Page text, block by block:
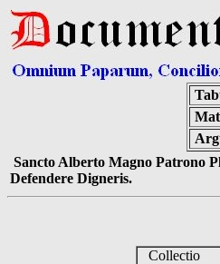
Sancto Alberto Magno Patrono
Defendere Digneris.
Collectio